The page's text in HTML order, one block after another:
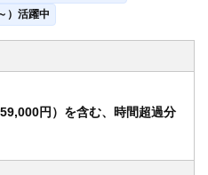
）活躍中
円）を含む、時間超過分